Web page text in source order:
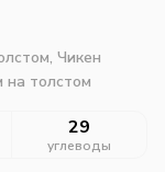
Чикен
толстом
29
углеводы